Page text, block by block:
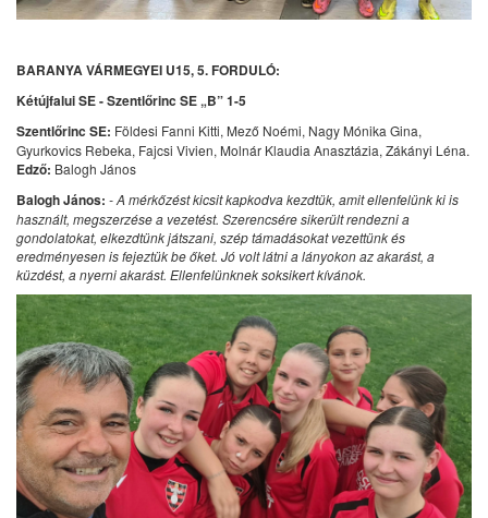
BARANYA VÁRMEGYEI U15, 5. FORDULÓ:
Kétújfalui SE - Szentlőrinc SE „B” 1-5
Szentlőrinc SE: Földesi Fanni Kitti, Mező Noémi, Nagy Mónika Gina,
Gyurkovics Rebeka, Fajcsi Vivien, Molnár Klaudia Anasztázia, Zákányi Léna.
Edző: Balogh János
Balogh János: - A mérkőzést kicsit kapkodva kezdtük, amit ellenfelünk ki is
használt, megszerzése a vezetést. Szerencsére sikerült rendezni a
gondolatokat, elkezdtünk játszani, szép támadásokat vezettünk és
eredményesen is fejeztük be őket. Jó volt látni a lányokon az akarást, a
küzdést, a nyerni akarást. Ellenfelünknek soksikert kívánok.